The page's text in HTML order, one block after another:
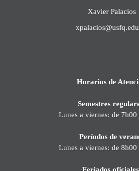
Xavier Palacios
Horarios de
Semestres
Lunes a viernes: de 7h00
Períodos de
Lunes a viernes: de 8h00
Feriados